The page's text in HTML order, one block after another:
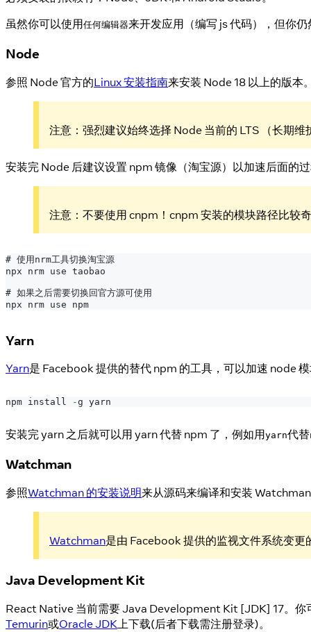
虽然你可以使用任何编辑器来开发应用（编写 js 代码），但你
Node
参照 Node 官方的Linux 安装指南来安装 Node 18 以上的版本
注意：强烈建议始终选择 Node 当前的 LTS （长期
安装完 Node 后建议设置 npm 镜像（淘宝源）以加速后面的
注意：不要使用 cnpm！cnpm 安装的模块路径比较
# 使用nrm工具切换淘宝源
npx nrm use taobao
# 如果之后需要切换回官方源可使用
npx nrm use npm
Yarn
Yarn是 Facebook 提供的替代 npm 的工具，可以加速 node
npm install -g yarn
安装完 yarn 之后就可以用 yarn 代替 npm 了，例如用yarn代替
Watchman
参照Watchman 的安装说明来从源码来编译和安装
Watchman是由 Facebook 提供的监视文件系统变
Java Development Kit
React Native 当前需要 Java Development Kit [JDK] 17。你
Temurin或Oracle JDK上下载(后者下载需注册登录)。